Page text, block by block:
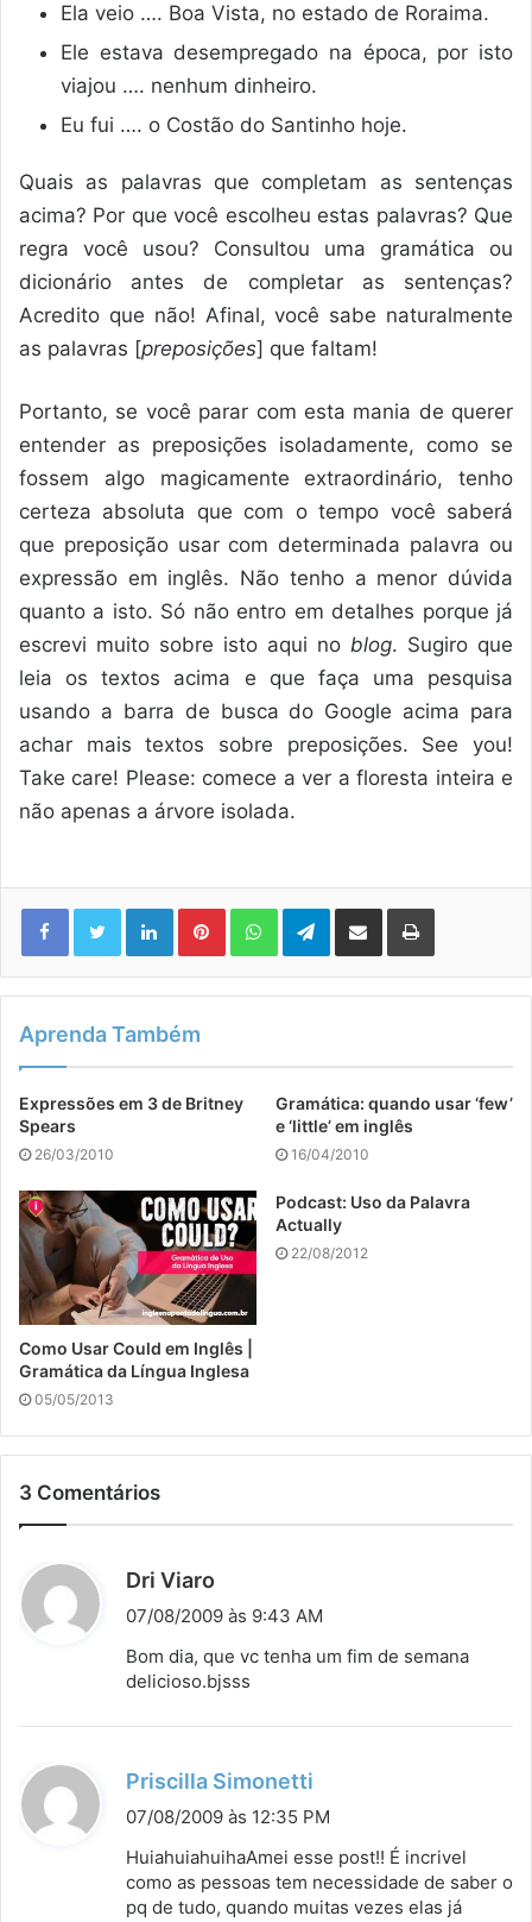
Ela veio …. Boa Vista, no estado de Roraima.
Ele estava desempregado na época, por isto
viajou …. nenhum dinheiro.
Eu fui …. o Costão do Santinho hoje.
Quais as palavras que completam as sentenças
acima? Por que você escolheu estas palavras? Que
regra você usou? Consultou uma gramática ou
dicionário antes de completar as sentenças?
Acredito que não! Afinal, você sabe naturalmente
as palavras [preposições] que faltam!
Portanto, se você parar com esta mania de querer
entender as preposições isoladamente, como se
fossem algo magicamente extraordinário, tenho
certeza absoluta que com o tempo você saberá
que preposição usar com determinada palavra ou
expressão em inglês. Não tenho a menor dúvida
quanto a isto. Só não entro em detalhes porque já
escrevi muito sobre isto aqui no blog. Sugiro que
leia os textos acima e que faça uma pesquisa
usando a barra de busca do Google acima para
achar mais textos sobre preposições. See you!
Take care! Please: comece a ver a floresta inteira e
não apenas a árvore isolada.
LinkedinPinterestWhatsAppTelegram
Compartilhar via e-mail Imprimir
Aprenda Também
Expressões em 3 de Britney
Spears
26/03/2010
Gramática: quando usar ‘few’
e ‘little’ em inglês
16/04/2010
Como Usar Could em Inglês |
Gramática da Língua Inglesa
05/05/2013
Podcast: Uso da Palavra
Actually
22/08/2012
3 Comentários
Dri Viaro
i
s
07/08/2009 às 9:43 AM
Bom dia, que vc tenha um fim de semana
delicioso.bjsss
Priscilla Simonetti
i
s
e
07/08/2009 às 12:35 PM
HuiahuiahuihaAmei esse post!! É incrivel
como as pessoas tem necessidade de saber o
pq de tudo, quando muitas vezes elas já